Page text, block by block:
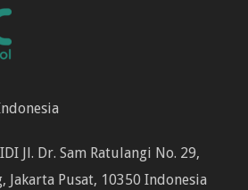
Jl. Dr. Sam Ratulangi No. 29,
Jakarta Pusat, 10350 Indonesia